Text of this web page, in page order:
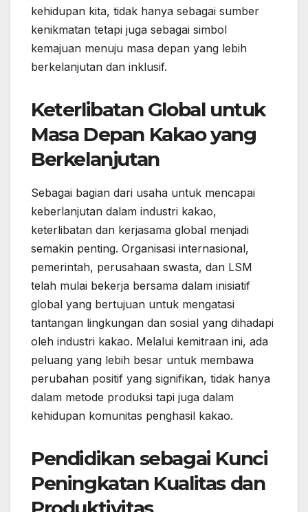
kehidupan kita, tidak hanya sebagai sumber
kenikmatan tetapi juga sebagai simbol
kemajuan menuju masa depan yang lebih
berkelanjutan dan inklusif.
Keterlibatan Global untuk
Masa Depan Kakao yang
Berkelanjutan
Sebagai bagian dari usaha untuk mencapai
keberlanjutan dalam industri kakao,
keterlibatan dan kerjasama global menjadi
semakin penting. Organisasi internasional,
pemerintah, perusahaan swasta, dan LSM
telah mulai bekerja bersama dalam inisiatif
global yang bertujuan untuk mengatasi
tantangan lingkungan dan sosial yang dihadapi
oleh industri kakao. Melalui kemitraan ini, ada
peluang yang lebih besar untuk membawa
perubahan positif yang signifikan, tidak hanya
dalam metode produksi tapi juga dalam
kehidupan komunitas penghasil kakao.
Pendidikan sebagai Kunci
Peningkatan Kualitas dan